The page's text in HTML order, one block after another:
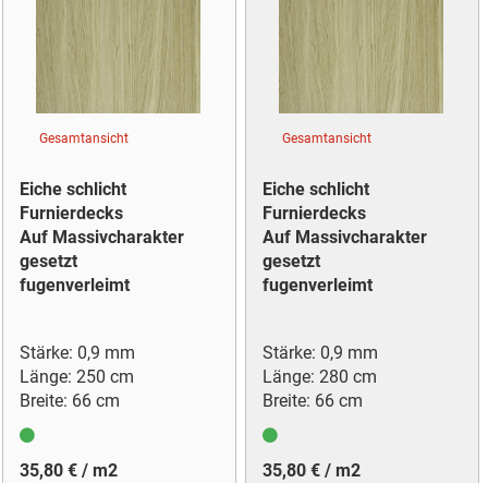
Gesamtansicht
Eiche schlicht
Furnierdecks
Auf Massivcharakter
gesetzt
fugenverleimt
Stärke: 0,9 mm
Länge: 250 cm
Breite: 66 cm
35,80 € / m2
Gesamtansicht
Eiche schlicht
Furnierdecks
Auf Massivcharakter
gesetzt
fugenverleimt
Stärke: 0,9 mm
Länge: 280 cm
Breite: 66 cm
35,80 € / m2